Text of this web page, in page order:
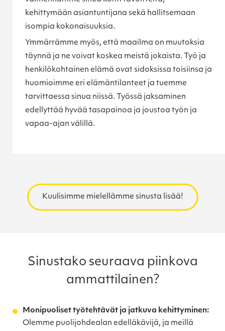
kehittymään asiantuntijana sekä hallitsemaan
isompia kokonaisuuksia.
Ymmärrämme myös, että maailma on muutoksia
täynnä ja ne voivat koskea meistä jokaista. Työ ja
henkilökohtainen elämä ovat sidoksissa toisiinsa ja
huomioimme eri elämäntilanteet ja tuemme
tarvittaessa sinua niissä. Työssä jaksaminen
edellyttää hyvää tasapainoa ja joustoa työn ja
vapaa-ajan välillä.
Kuulisimme mielellämme sinusta lisää!
Sinustako seuraava piinkova
ammattilainen?
Monipuoliset työtehtävät ja jatkuva kehittyminen:
Olemme puolijohdealan edelläkävijä, ja meillä